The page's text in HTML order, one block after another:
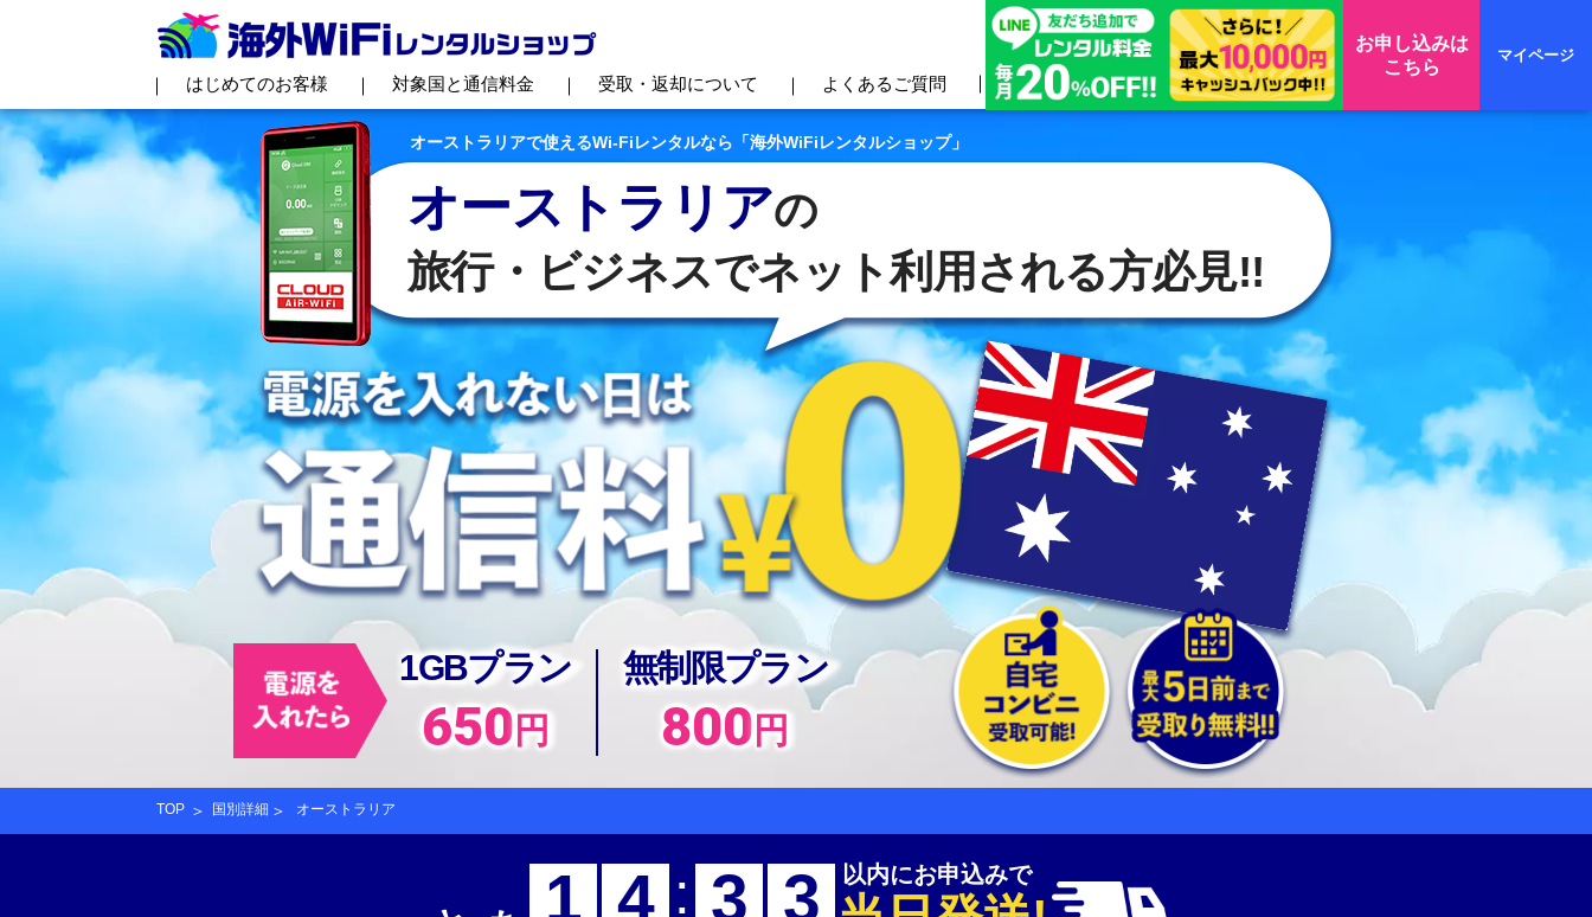
はじめてのお客様 対象国と通信料金 受取・返却について よくあるご質問
お申し込みは
こちら
マイページ
オーストラリアで使えるWi-Fiレンタルなら「海外WiFiレンタルショップ」
オーストラリアの
旅行・ビジネスでネット利用される方必見!!
1GBプラン
650円
無制限プラン
800円
TOP 国別詳細 オーストラリア
あと 1 4 : 3 3 以内にお申込みで